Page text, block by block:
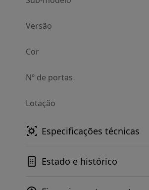
Versão
Cor
Nº de portas
Lotação
Especificações técnicas
Estado e histórico